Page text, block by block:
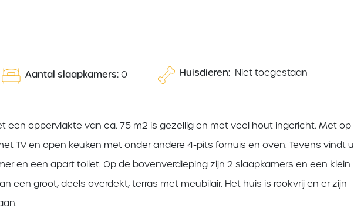
Aantal slaapkamers:0 Huisdieren: Niet toegestaan
een oppervlakte van ca. 75 m2 is gezellig en met veel hout ingericht. Met op
TV en open keuken met onder andere 4-pits fornuis en oven. Tevens vindt u
en een apart toilet. Op de bovenverdieping zijn 2 slaapkamers en een klein
een groot, deels overdekt, terras met meubilair. Het huis is rookvrij en er zijn